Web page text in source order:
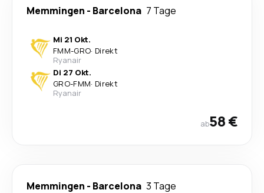
Memmingen - Barcelona 7 Tage
Mi 21 Okt.
FMM-GRO· Direkt
Ryanair
Di 27 Okt.
GRO-FMM· Direkt
Ryanair
ab58 €
Memmingen - Barcelona 3 Tage